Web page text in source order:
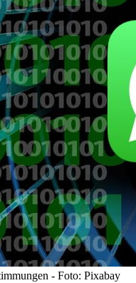
- Foto: Pixabay